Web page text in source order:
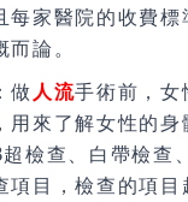
每家醫院的收費標
論。
做人流手術前，女
，用來了解女性的
檢查、白帶檢查
項目，檢查的項目